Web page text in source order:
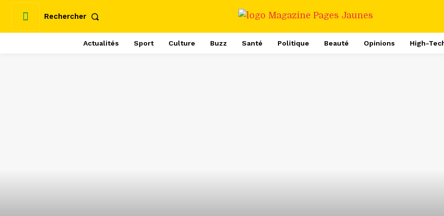
Rechercher
Actualités Sport Culture Buzz Santé Politique Beauté Opinions High-